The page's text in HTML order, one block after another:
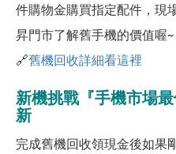
件購物金購買指定配件，現
昇門市了解舊手機的價值喔~
🔗舊機回收詳細看這裡
新機挑戰『手機市場
新
完成舊機回收領現金後如果